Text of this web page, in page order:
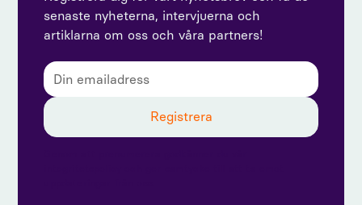
senaste nyheterna, intervjuerna och
artiklarna om oss och våra partners!